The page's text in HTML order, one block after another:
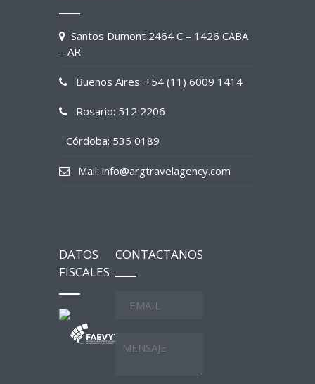
Santos Dumont 2464 C – 1426 CABA
– AR
Buenos Aires: +54 (11) 6009 1414
Rosario: 512 2206
Córdoba: 535 0189
Mail: info@argtravelagency.com
DATOS
FISCALES
CONTACTANOS